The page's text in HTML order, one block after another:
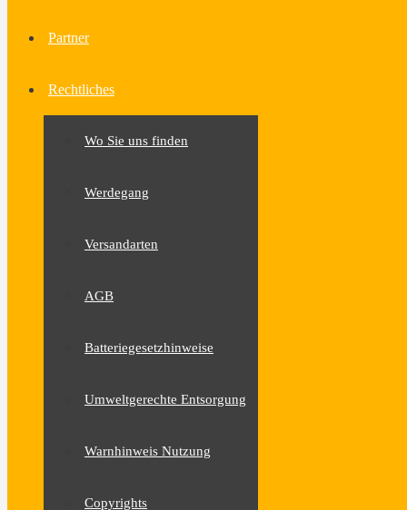
Partner
Rechtliches
Wo Sie uns finden
Werdegang
Versandarten
AGB
Batteriegesetzhinweise
Umweltgerechte Entsorgung
Warnhinweis Nutzung
Copyrights